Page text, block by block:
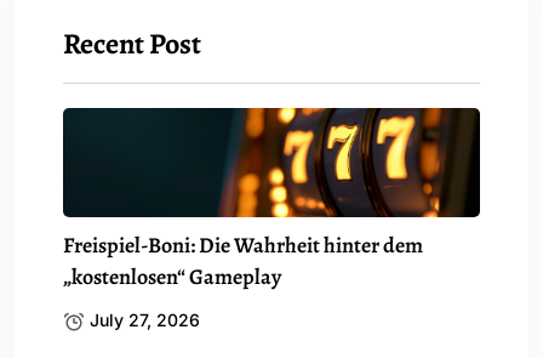
Recent Post
Freispiel-Boni: Die Wahrheit hinter dem
„kostenlosen“ Gameplay
July 27, 2026